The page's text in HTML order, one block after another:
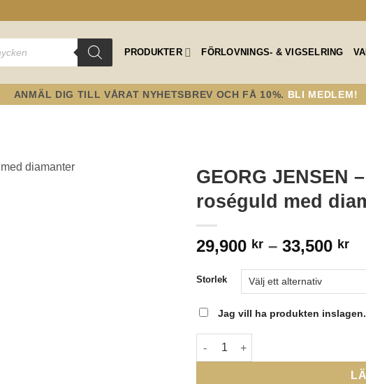
PRODUKTER FÖRLOVNINGS- & VIGSELRING
ANMÄL DIG TILL VÅRAT NYHETSBREV OCH FÅ 10%. BLI MEDLEM!
GEORG JENSEN
roséguld med
29,900 kr – 33,500 kr
Storlek
Jag vill ha produkten inslagen.
GEORG JENSEN - FUSION